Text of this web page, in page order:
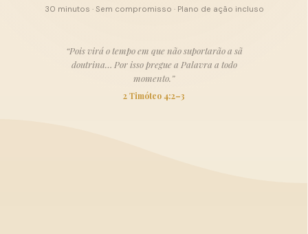
30 minutos · Sem compromisso · Plano de ação incluso
“Pois virá o tempo em que não suportarão a sã
doutrina… Por isso pregue a Palavra a todo
momento.”
2 Timóteo 4:2–3